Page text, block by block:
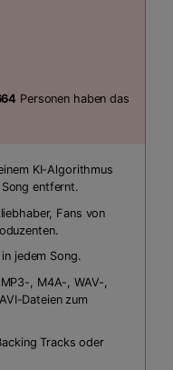
Personen haben das
KI-Algorithmus
entfernt.
Fans von
jedem Song.
, M4A-, WAV-,
Dateien zum
Tracks oder